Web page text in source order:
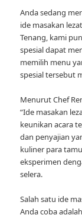
Anda sedang
ide masakan
Tenang, kami
spesial dapat
memilih menu
spesial tersebut
Menurut Chef
“Ide masakan
keunikan acara
dan penyajian
kuliner para
eksperimen
selera.
Salah satu ide
Anda coba